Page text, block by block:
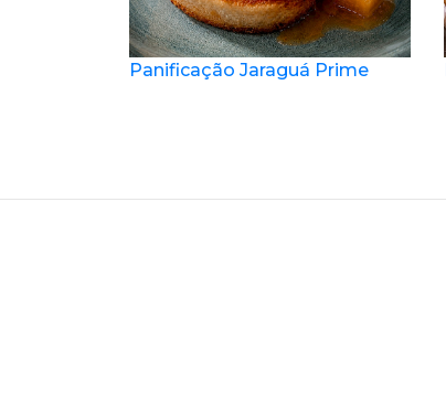
Panificação Jaraguá Prime